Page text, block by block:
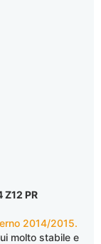
Z12 PR
2014/2015.
molto stabile e